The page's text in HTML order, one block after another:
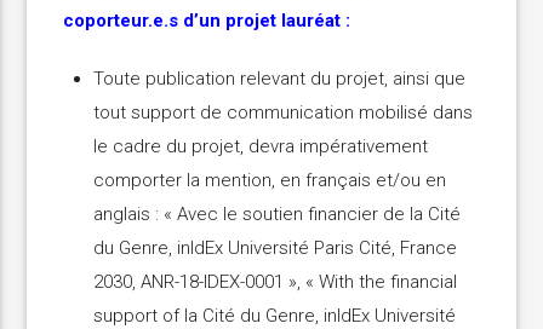
coporteur.e.s d’un projet lauréat :
Toute publication relevant du projet, ainsi que
tout support de communication mobilisé dans
le cadre du projet, devra impérativement
comporter la mention, en français et/ou en
anglais : « Avec le soutien financier de la Cité
du Genre, inIdEx Université Paris Cité, France
2030, ANR-18-IDEX-0001 », « With the financial
support of la Cité du Genre, inIdEx Université